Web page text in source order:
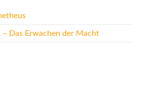
– Das Erwachen der Macht